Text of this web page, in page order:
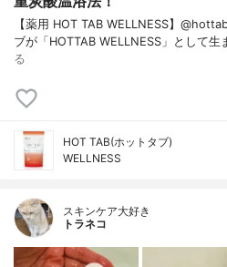
【薬用 HOT TAB WELLNESS】
ブが「HOTTAB WELLNESS」として
る
HOT TAB(ホットタブ)
WELLNESS
スキンケア大好き
トラネコ